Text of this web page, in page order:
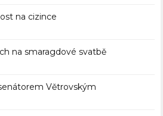
na cizince
na smaragdové svatbě
Větrovským